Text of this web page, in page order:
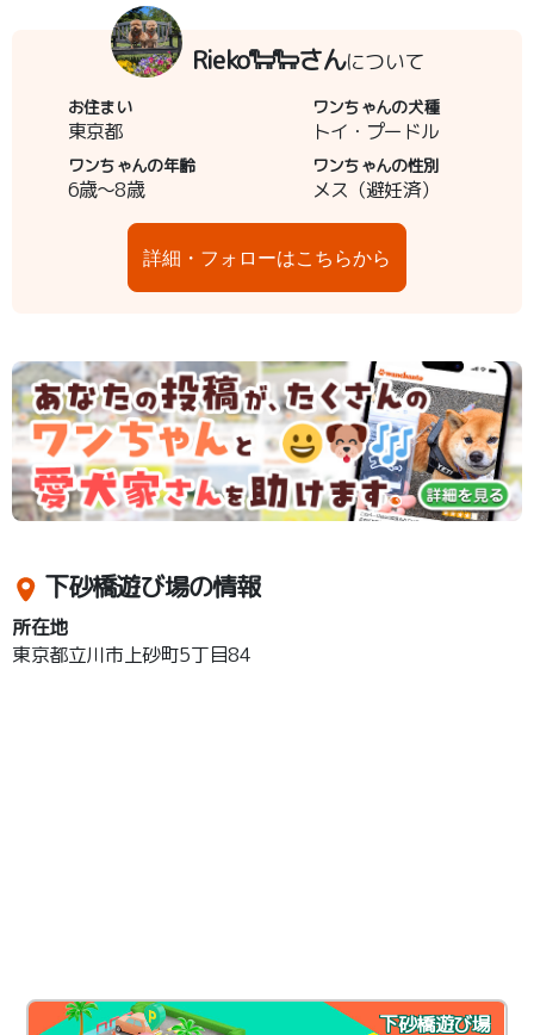
Rieko🐑🐑さんについて
お住まい
東京都
ワンちゃんの犬種
トイ・プードル
ワンちゃんの年齢
6歳～8歳
ワンちゃんの性別
メス（避妊済）
詳細・フォローはこちらから
下砂橋遊び場の情報
所在地
東京都立川市上砂町5丁目84
下砂橋遊び場